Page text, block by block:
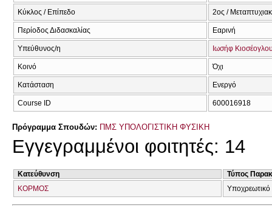
Κύκλος / Επίπεδο 2ος /
Περίοδος Διδασκαλίας Εαρινή
Υπεύθυνος/η Ιωσήφ
Κοινό Όχι
Κατάσταση Ενεργό
Course ID 600016918
Πρόγραμμα Σπουδών: ΠΜΣ ΥΠΟΛΟΓΙΣΤΙΚΗ ΦΥΣΙΚΗ
Εγγεγραμμένοι φοιτητές: 14
Κατεύθυνση
Τύπος
ΚΟΡΜΟΣ